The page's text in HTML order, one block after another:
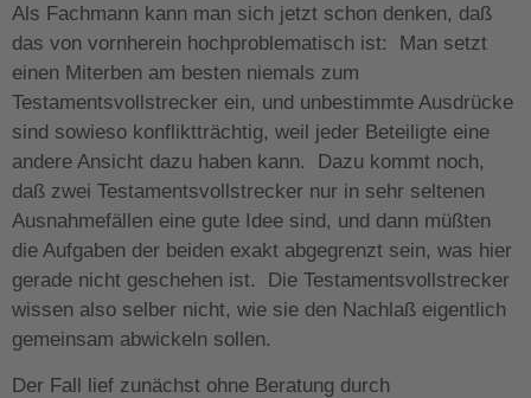
Als Fachmann kann man sich jetzt schon denken, daß
das von vornherein hochproblematisch ist: Man setzt
einen Miterben am besten niemals zum
Testamentsvollstrecker ein, und unbestimmte Ausdrücke
sind sowieso konfliktträchtig, weil jeder Beteiligte eine
andere Ansicht dazu haben kann. Dazu kommt noch,
daß zwei Testamentsvollstrecker nur in sehr seltenen
Ausnahmefällen eine gute Idee sind, und dann müßten
die Aufgaben der beiden exakt abgegrenzt sein, was hier
gerade nicht geschehen ist. Die Testamentsvollstrecker
wissen also selber nicht, wie sie den Nachlaß eigentlich
gemeinsam abwickeln sollen.
Der Fall lief zunächst ohne Beratung durch